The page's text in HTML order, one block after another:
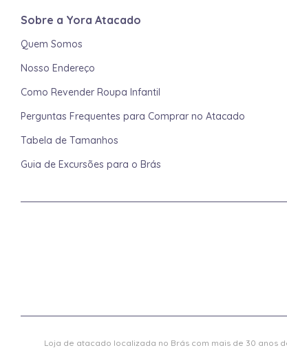
Sobre a Yora Atacado
Quem Somos
Nosso Endereço
Como Revender Roupa Infantil
Perguntas Frequentes para Comprar no Atacado
Tabela de Tamanhos
Guia de Excursões para o Brás
Loja de atacado localizada no Brás com mais de 30